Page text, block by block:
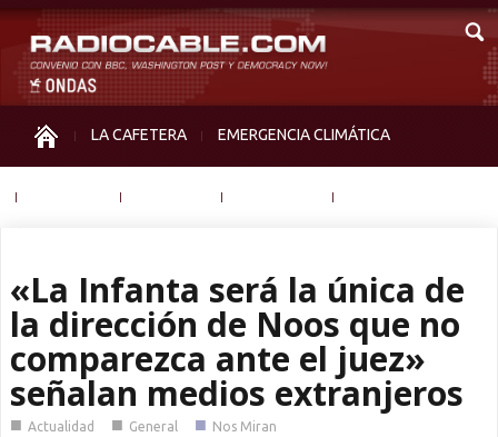
LA CAFETERA EMERGENCIA CLIMÁTICA
«La Infanta será la única de
la dirección de Noos que no
comparezca ante el juez»
señalan medios extranjeros
■ Actualidad ■ General ■ Nos Miran